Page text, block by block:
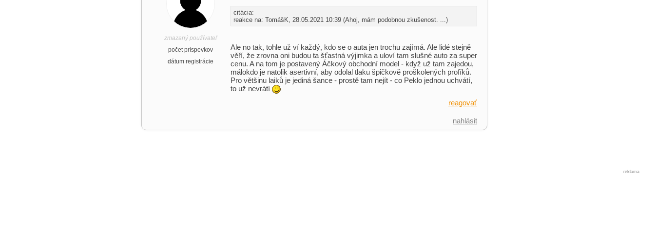
zmazaný používateľ
počet príspevkov
dátum registrácie
citácia:
reakce na: TomášK, 28.05.2021 10:39 (Ahoj, mám podobnou zkušenost. ...)
Ale no tak, tohle už ví každý, kdo se o auta jen trochu zajímá. Ale lidé stejně
věří, že zrovna oni budou ta šťastná výjimka a uloví tam slušné auto za super
cenu. A na tom je postavený Áčkový obchodní model - když už tam zajedou,
málokdo je natolik asertivní, aby odolal tlaku špičkově proškolených profíků.
Pro většinu laiků je jediná šance - prostě tam nejít - co Peklo jednou uchvátí,
to už nevrátí
reagovať
nahlásit
reklama